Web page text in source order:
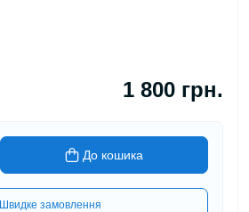
1 800 грн.
До кошика
Швидке замовлення